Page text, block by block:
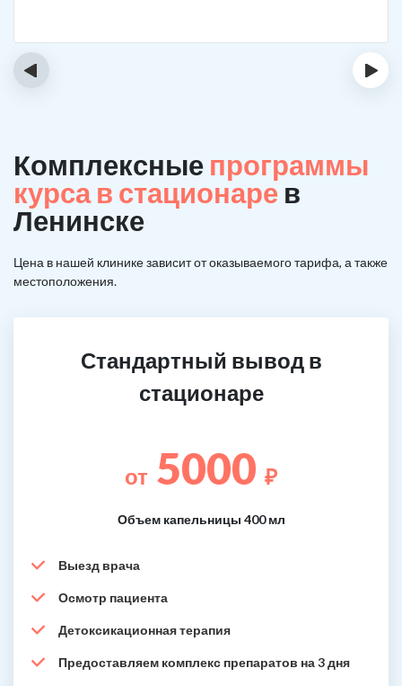
‹ ›
Комплексные программы
курса в стационаре в
Ленинске
Цена в нашей клинике зависит от оказываемого тарифа, а также
местоположения.
Стандартный вывод в
стационаре
от 5000 ₽
Объем капельницы 400 мл
Выезд врача
Осмотр пациента
Детоксикационная терапия
Предоставляем комплекс препаратов на 3 дня